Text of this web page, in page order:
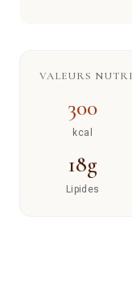
VALEURS
300
kcal
18g
Lipides